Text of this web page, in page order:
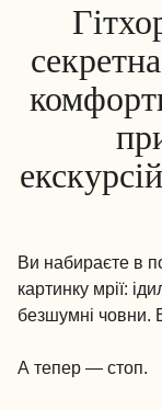
Ви набираєте в
картинку мрії:
безшумні човни.
А тепер — стоп.